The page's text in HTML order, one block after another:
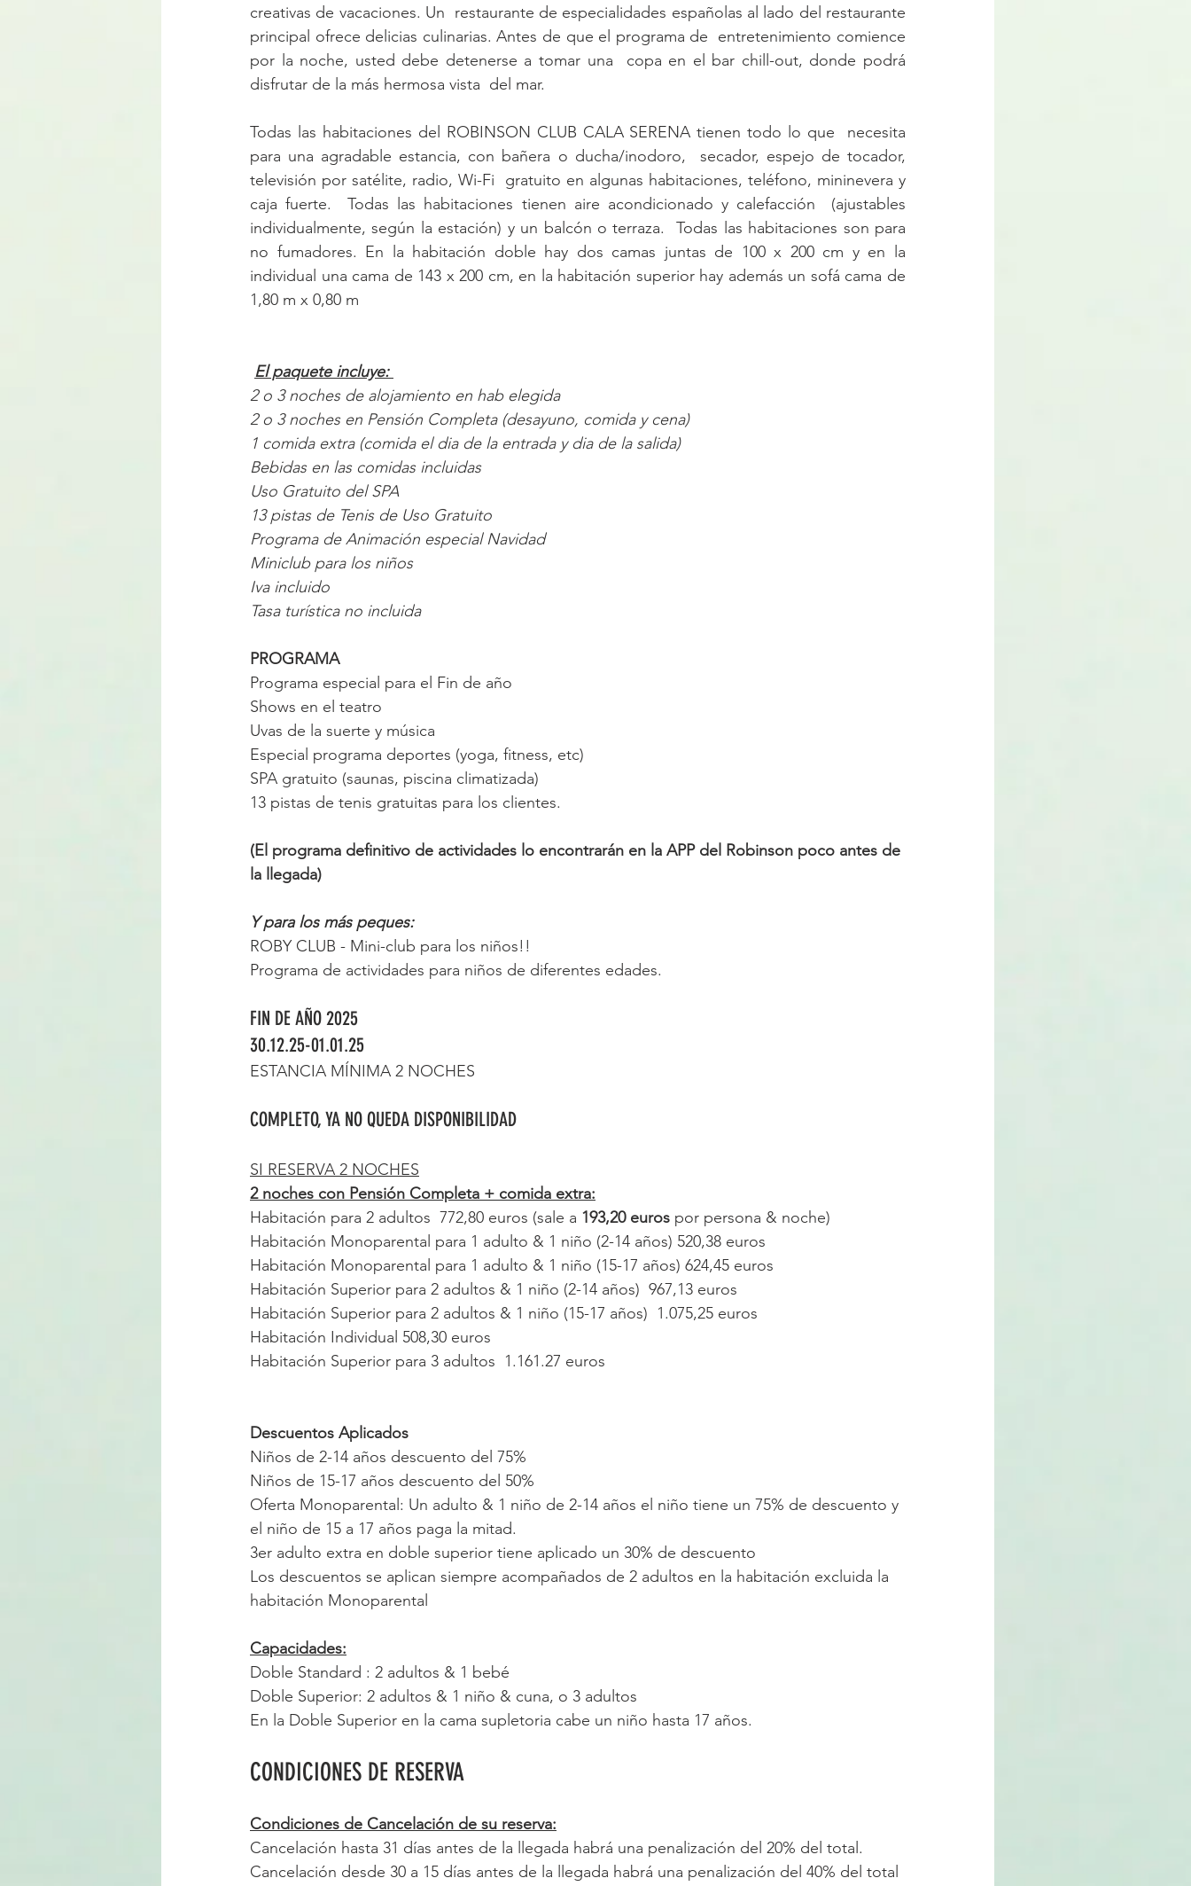
creativas de vacaciones. Un  restaurante de especialidades españolas al lado del restaurante
principal ofrece delicias culinarias. Antes de que el programa de  entretenimiento comience
por la noche, usted debe detenerse a tomar una  copa en el bar chill-out, donde podrá
disfrutar de la más hermosa vista  del mar.
Todas las habitaciones del ROBINSON CLUB CALA SERENA tienen todo lo que  necesita
para una agradable estancia, con bañera o ducha/inodoro,  secador, espejo de tocador,
televisión por satélite, radio, Wi-Fi  gratuito en algunas habitaciones, teléfono, mininevera y
caja fuerte.  Todas las habitaciones tienen aire acondicionado y calefacción  (ajustables
individualmente, según la estación) y un balcón o terraza.  Todas las habitaciones son para
no fumadores. En la habitación doble hay dos camas juntas de 100 x 200 cm y en la
individual una cama de 143 x 200 cm, en la habitación superior hay además un sofá cama de
1,80 m x 0,80 m
El paquete incluye:
2 o 3 noches de alojamiento en hab elegida
2 o 3 noches en Pensión Completa (desayuno, comida y cena)
1 comida extra (comida el dia de la entrada y dia de la salida)
Bebidas en las comidas incluidas
Uso Gratuito del SPA
13 pistas de Tenis de Uso Gratuito
Programa de Animación especial Navidad
Miniclub para los niños
Iva incluido
Tasa turística no incluida
PROGRAMA
Programa especial para el Fin de año
Shows en el teatro
Uvas de la suerte y música
Especial programa deportes (yoga, fitness, etc)
SPA gratuito (saunas, piscina climatizada)
13 pistas de tenis gratuitas para los clientes.
(El programa definitivo de actividades lo encontrarán en la APP del Robinson poco antes de
la llegada)
Y para los más peques:
ROBY CLUB - Mini-club para los niños!!
Programa de actividades para niños de diferentes edades.
FIN DE AÑO 2025
30.12.25-01.01.25
ESTANCIA MÍNIMA 2 NOCHES
COMPLETO, YA NO QUEDA DISPONIBILIDAD
SI RESERVA 2 NOCHES
2 noches con Pensión Completa + comida extra:
Habitación para 2 adultos  772,80 euros (sale a 193,20 euros por persona & noche)
Habitación Monoparental para 1 adulto & 1 niño (2-14 años) 520,38 euros
Habitación Monoparental para 1 adulto & 1 niño (15-17 años) 624,45 euros
Habitación Superior para 2 adultos & 1 niño (2-14 años)  967,13 euros
Habitación Superior para 2 adultos & 1 niño (15-17 años)  1.075,25 euros
Habitación Individual 508,30 euros
Habitación Superior para 3 adultos  1.161.27 euros
Descuentos Aplicados
Niños de 2-14 años descuento del 75%
Niños de 15-17 años descuento del 50%
Oferta Monoparental: Un adulto & 1 niño de 2-14 años el niño tiene un 75% de descuento y
el niño de 15 a 17 años paga la mitad.
3er adulto extra en doble superior tiene aplicado un 30% de descuento
Los descuentos se aplican siempre acompañados de 2 adultos en la habitación excluida la
habitación Monoparental
Capacidades:
Doble Standard : 2 adultos & 1 bebé
Doble Superior: 2 adultos & 1 niño & cuna, o 3 adultos
En la Doble Superior en la cama supletoria cabe un niño hasta 17 años.
CONDICIONES DE RESERVA
Condiciones de Cancelación de su reserva:
Cancelación hasta 31 días antes de la llegada habrá una penalización del 20% del total.
Cancelación desde 30 a 15 días antes de la llegada habrá una penalización del 40% del total